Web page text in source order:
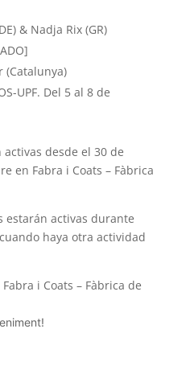
& Nadja Rix (GR)
(Catalunya)
UPF. Del 5 al 8 de
desde el 30 de
en Fabra i Coats – Fàbrica
estarán activas durante
haya otra actividad
i Coats – Fàbrica de